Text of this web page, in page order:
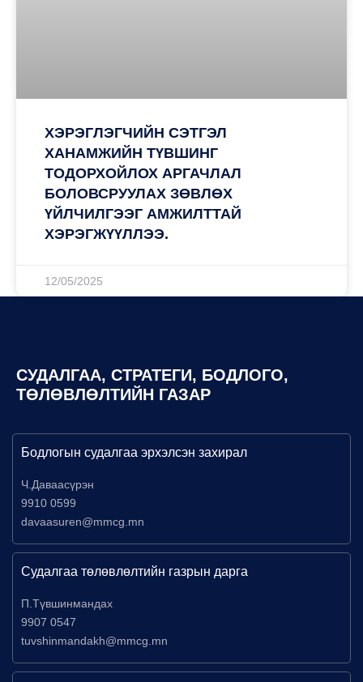
ХЭРЭГЛЭГЧИЙН СЭТГЭЛ
ХАНАМЖИЙН ТҮВШИНГ
ТОДОРХОЙЛОХ АРГАЧЛАЛ
БОЛОВСРУУЛАХ ЗӨВЛӨХ
ҮЙЛЧИЛГЭЭГ АМЖИЛТТАЙ
ХЭРЭГЖҮҮЛЛЭЭ.
12/05/2025
СУДАЛГАА, СТРАТЕГИ, БОДЛОГО,
ТӨЛӨВЛӨЛТИЙН ГАЗАР
Бодлогын судалгаа эрхэлсэн захирал
Ч.Даваасүрэн
9910 0599
davaasuren@mmcg.mn
Судалгаа төлөвлөлтийн газрын дарга
П.Түвшинмандах
9907 0547
tuvshinmandakh@mmcg.mn